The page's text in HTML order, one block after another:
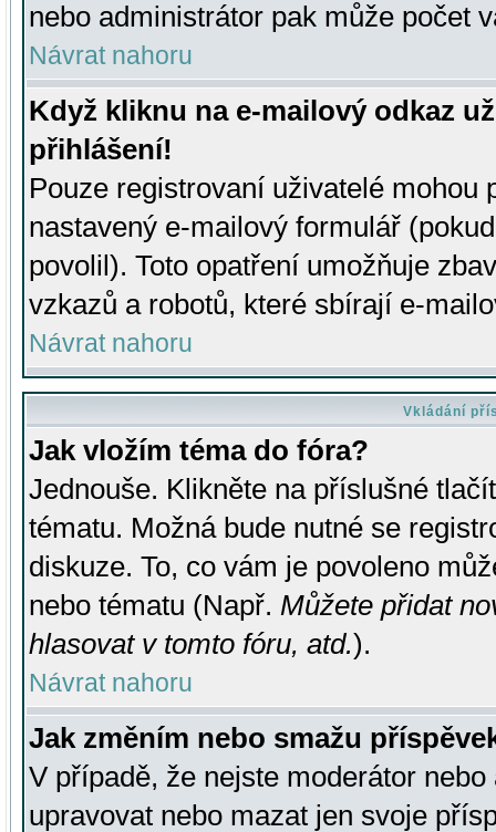
nebo administrátor pak může počet
Návrat nahoru
Když kliknu na e-mailový odkaz
přihlášení!
Pouze registrovaní uživatelé mohou
nastavený e-mailový formulář
povolil). Toto opatření umožňuje
vzkazů a robotů, které sbírají e-
Návrat nahoru
Vkládání
Jak vložím téma do fóra?
Jednouše. Klikněte na příslušné
tématu. Možná bude nutné se
diskuze. To, co vám je povoleno
nebo tématu (Např. Můžete přidat
hlasovat v tomto fóru, atd.).
Návrat nahoru
Jak změním nebo smažu
V případě, že nejste moderátor
upravovat nebo mazat jen svoje